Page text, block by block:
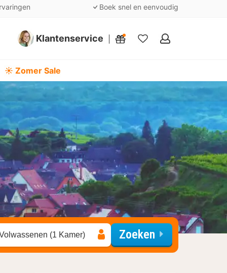
Boek snel en eenvoudig
Klantenservice
Mijn
☀️ Zomer Sale
(1 Kamer) Zoeken